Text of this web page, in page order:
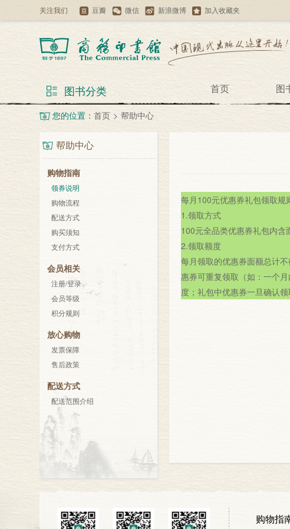
关注我们 豆瓣 微信 新浪微博 加入收藏夹
图书分类 首页 图
您的位置： 首页 > 帮助中心
帮助中心
购物指南
领券说明
购物流程
配送方式
购买须知
支付方式
会员相关
注册/登录
会员等级
积分规则
放心购物
发票保障
售后政策
配送方式
配送范围介绍
每月100元优惠券礼包领取规
1.领取方式
100元全品类优惠券礼包内含
2.领取额度
每月领取的优惠券面额总计
惠券可重复领取（如：一个
度；礼包中优惠券一旦确认
购物指